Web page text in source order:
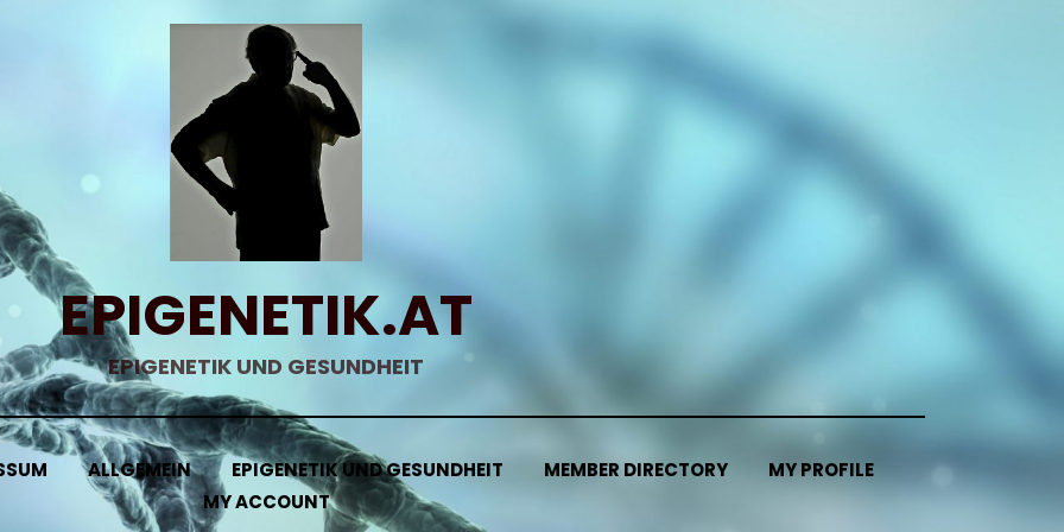
EPIGENETIK.AT
EPIGENETIK UND GESUNDHEIT
ALLGEMEIN EPIGENETIK UND GESUNDHEIT MEMBER DIRECTORY
MY PROFILE
MY ACCOUNT